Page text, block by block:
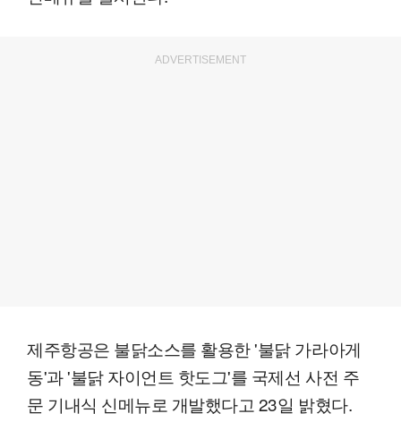
ADVERTISEMENT
제주항공은 불닭소스를 활용한 '불닭 가라아게
동'과 '불닭 자이언트 핫도그'를 국제선 사전 주
문 기내식 신메뉴로 개발했다고 23일 밝혔다.